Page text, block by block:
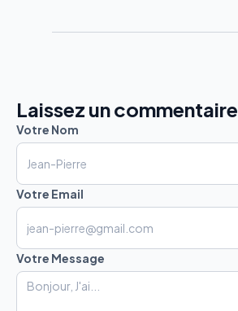
Laissez un commentaire
Votre Nom
Votre Email
Votre Message